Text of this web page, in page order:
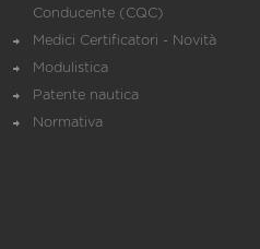
Conducente (CQC)
Medici Certificatori - Novità
Modulistica
Patente nautica
Normativa